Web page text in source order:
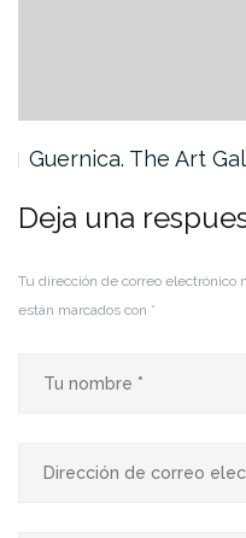
Guernica. The Art
Deja una
Tu dirección de correo electrónico
están marcados con *